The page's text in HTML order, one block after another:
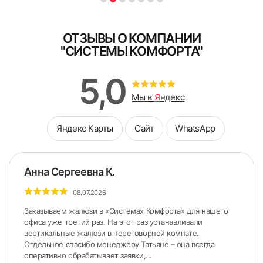
ОТЗЫВЫ О КОМПАНИИ
"СИСТЕМЫ КОМФОРТА"
5,0 Мы в Яндекс
Яндекс Карты Сайт WhatsApp
Анна Сергеевна К.
08.07.2026
Заказываем жалюзи в «Системах Комфорта» для нашего
офиса уже третий раз. На этот раз устанавливали
вертикальные жалюзи в переговорной комнате.
Отдельное спасибо менеджеру Татьяне – она всегда
оперативно обрабатывает заявки,...